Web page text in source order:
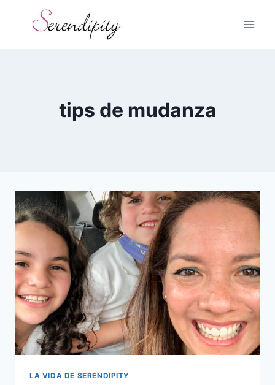
tips de mudanza
LA VIDA DE SERENDIPITY